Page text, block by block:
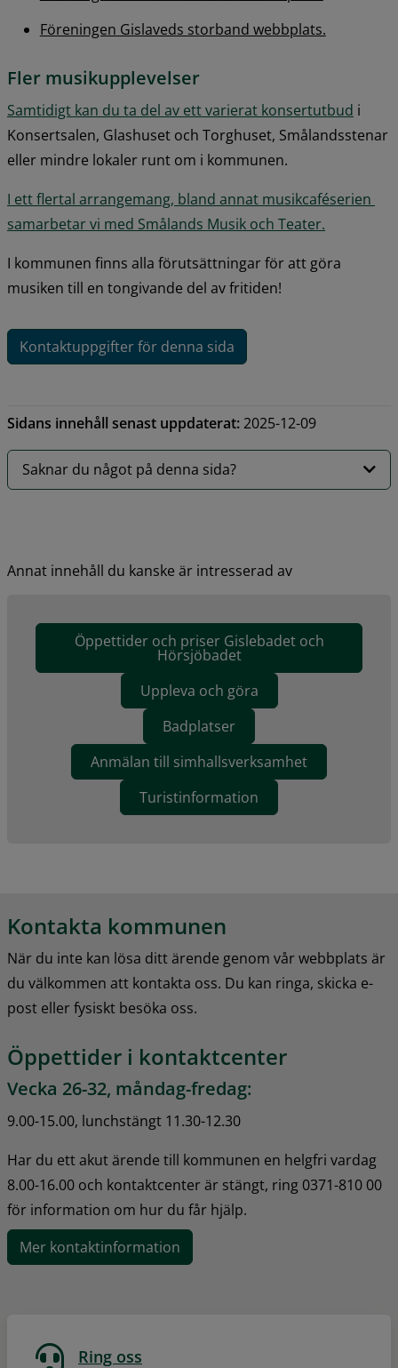
Föreningen Gislaveds storband webbplats.
Fler musikupplevelser
Samtidigt kan du ta del av ett varierat konsertutbud i
Konsertsalen, Glashuset och Torghuset, Smålandsstenar
eller mindre lokaler runt om i kommunen.
I ett flertal arrangemang, bland annat musikcaféserien
samarbetar vi med Smålands Musik och Teater.
I kommunen finns alla förutsättningar för att göra
musiken till en tongivande del av fritiden!
Kontaktuppgifter för denna sida
Sidans innehåll senast uppdaterat:2025-12-09
Saknar du något på denna sida?
Annat innehåll du kanske är intresserad av
Öppettider och priser Gislebadet och
Hörsjöbadet
Uppleva och göra
Badplatser
Anmälan till simhallsverksamhet
Turistinformation
Kontakta kommunen
När du inte kan lösa ditt ärende genom vår webbplats är
du välkommen att kontakta oss. Du kan ringa, skicka e-
post eller fysiskt besöka oss.
Öppettider i kontaktcenter
Vecka 26-32, måndag-fredag:
9.00-15.00, lunchstängt 11.30-12.30
Har du ett akut ärende till kommunen en helgfri vardag
8.00-16.00 och kontaktcenter är stängt, ring 0371-810 00
för information om hur du får hjälp.
Mer kontaktinformation
Ring oss